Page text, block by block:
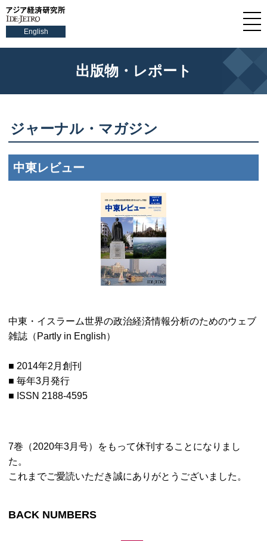
English
出版物・レポート
ジャーナル・マガジン
中東レビュー
中東・イスラーム世界の政治経済情報分析のためのウェブ
雑誌（Partly in English）
■ 2014年2月創刊
■ 毎年3月発行
■ ISSN 2188-4595
7巻（2020年3月号）をもって休刊することになりまし
た。
これまでご愛読いただき誠にありがとうございました。
BACK NUMBERS